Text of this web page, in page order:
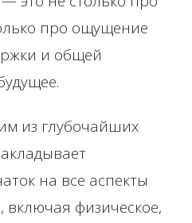
про ощущение
и общей
из глубочайших
на все аспекты
включая физическое,